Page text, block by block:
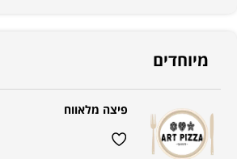
מיוחדים
פיצה מלאווח